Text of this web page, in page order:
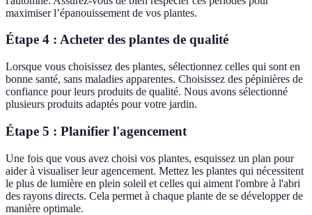
maximiser l’épanouissement de vos plantes.
Étape 4 : Acheter des plantes de qualité
Lorsque vous choisissez des plantes, sélectionnez celles qui sont en
bonne santé, sans maladies apparentes. Choisissez des pépinières de
confiance pour leurs produits de qualité. Nous avons sélectionné
plusieurs produits adaptés pour votre jardin.
Étape 5 : Planifier l'agencement
Une fois que vous avez choisi vos plantes, esquissez un plan pour
aider à visualiser leur agencement. Mettez les plantes qui nécessitent
le plus de lumière en plein soleil et celles qui aiment l'ombre à l'abri
des rayons directs. Cela permet à chaque plante de se développer de
manière optimale.